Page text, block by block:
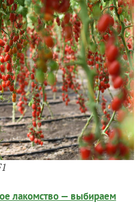
лакомство — выбираем